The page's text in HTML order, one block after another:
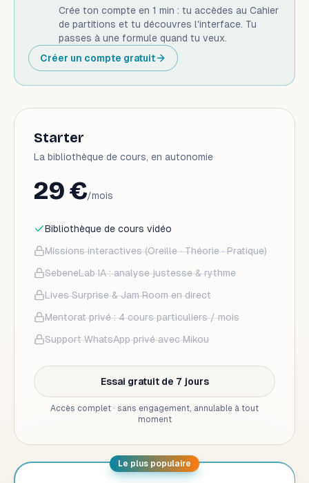
Crée ton compte en 1 min : tu accèdes au Cahier
de partitions et tu découvres l'interface. Tu
passes à une formule quand tu veux.
Créer un compte gratuit
Starter
La bibliothèque de cours, en autonomie
29 €/mois
Bibliothèque de cours vidéo
Missions interactives (Oreille · Théorie · Pratique)
SebeneLab IA : analyse justesse & rythme
Lives Surprise & Jam Room en direct
Mentorat privé : 4 cours particuliers / mois
Support WhatsApp privé avec Mikou
Essai gratuit de 7 jours
Accès complet · sans engagement, annulable à tout
moment
Le plus populaire